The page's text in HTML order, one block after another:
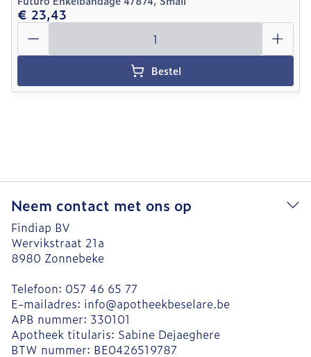
€ 23,43
Aantal
Bestel
Neem contact met ons op
Findiap BV
Wervikstraat 21a
8980 Zonnebeke
Telefoon: 057 46 65 77
E-mailadres: info@apotheekbeselare.be
APB nummer: 330101
Apotheek titularis: Sabine Dejaeghere
BTW nummer: BE0426519787